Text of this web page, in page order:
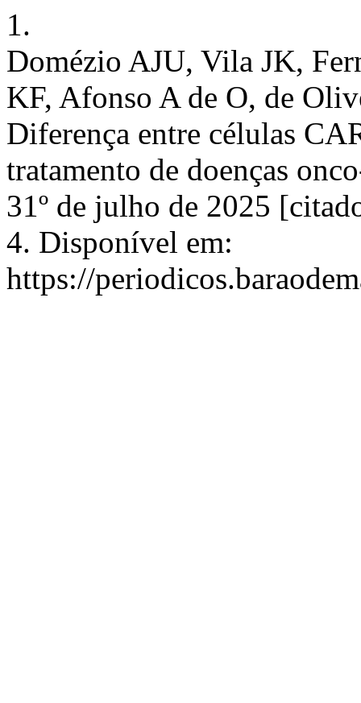
1.
Domézio AJU, Vila JK,
KF, Afonso A de O, de
Diferença entre células
tratamento de doenças
31º de julho de 2025
4. Disponível em:
https://